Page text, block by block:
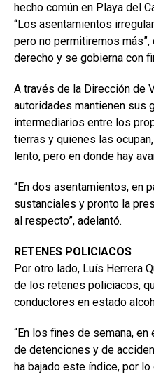
hecho común en Playa del
“Los asentamientos
pero no permitiremos
derecho y se gobierna con
A través de la Dirección de
autoridades mantienen sus
intermediarios entre los
tierras y quienes las
lento, pero en donde hay
“En dos asentamientos, en
sustanciales y pronto la
al respecto”, adelantó.
RETENES POLICIACOS
Por otro lado, Luís Herrera
de los retenes policiacos,
conductores en estado
“En los fines de semana,
de detenciones y de
ha bajado este índice, por